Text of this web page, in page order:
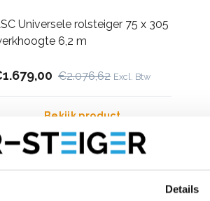
Details
Universele rolsteiger 75 x 305
6,2 m
€2.076,62 Excl. Btw
Bekijk product